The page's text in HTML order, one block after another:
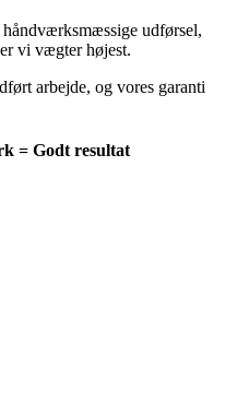
udførsel,
vi vægter højest.
arbejde, og vores garanti
= Godt resultat